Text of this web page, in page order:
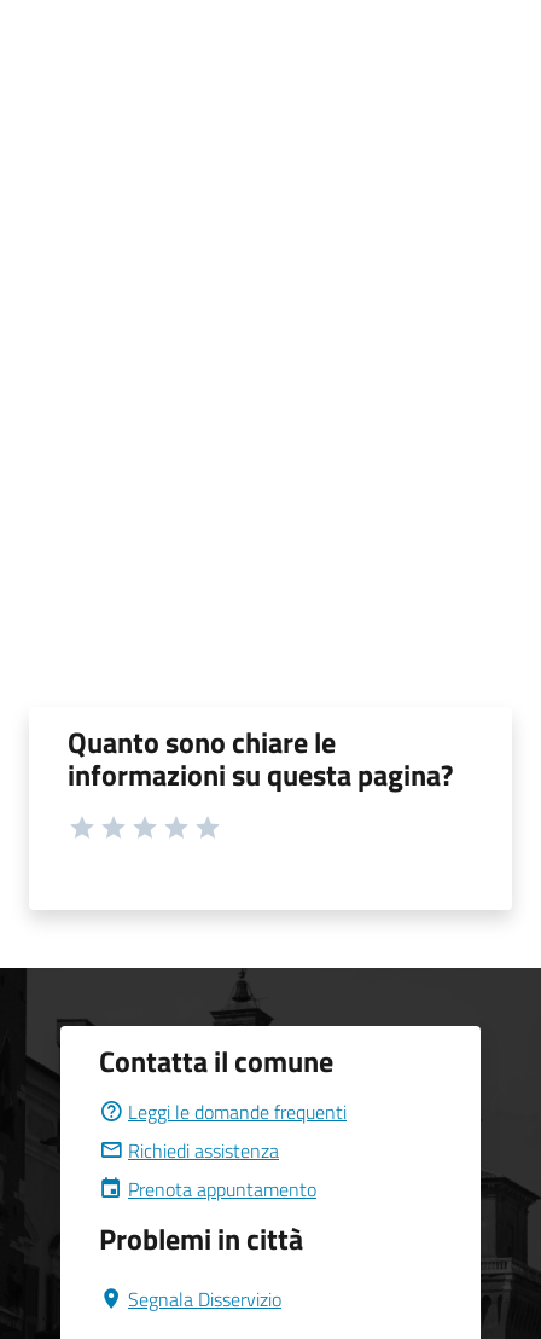
Quanto sono chiare le
informazioni su questa pagina?
Contatta il comune
Leggi le domande frequenti
Richiedi assistenza
Prenota appuntamento
Problemi in città
Segnala Disservizio